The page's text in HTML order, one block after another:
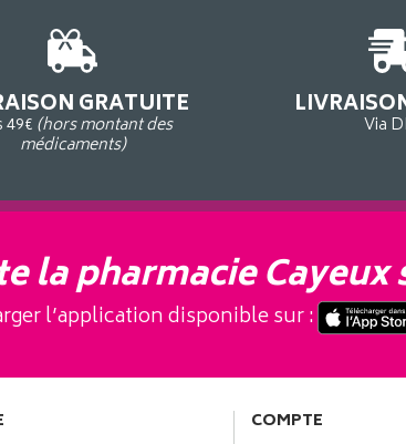
GRATUITE
49€(hors montant des
médicaments)
Via
la pharmacie
l’application disponible sur :
COMPTE